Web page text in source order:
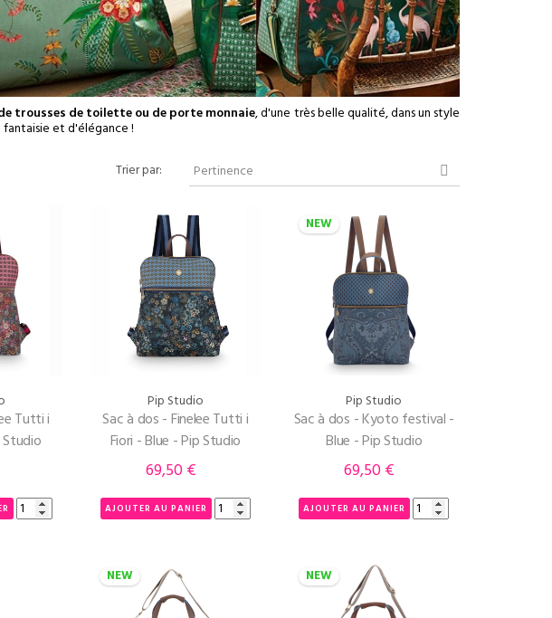
trousses de toilette ou de porte monnaie, d'une très belle qualité, dans un style
et d'élégance !
Trier par:
Pertinence 
Tutti i
Studio
Pip Studio
Sac à dos - Finelee Tutti i
Fiori - Blue - Pip Studio
Prix
69,50 €
AJOUTER AU PANIER
NEW
Pip Studio
Sac à dos - Kyoto festival -
Blue - Pip Studio
Prix
69,50 €
AJOUTER AU PANIER
NEW NEW